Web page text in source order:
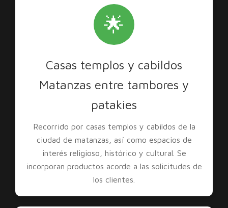
🌟
Casas templos y cabildos
Matanzas entre tambores y
patakies
Recorrido por casas templos y cabildos de la
ciudad de matanzas, así como espacios de
interés religioso, histórico y cultural. Se
incorporan productos acorde a las solicitudes de
los clientes.